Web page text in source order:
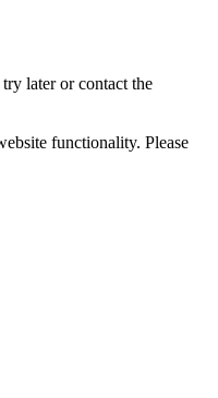
later or contact the
functionality. Please